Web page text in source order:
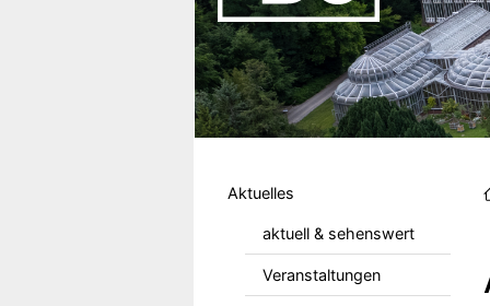
Aktuelles
aktuell & sehenswert
Veranstaltungen